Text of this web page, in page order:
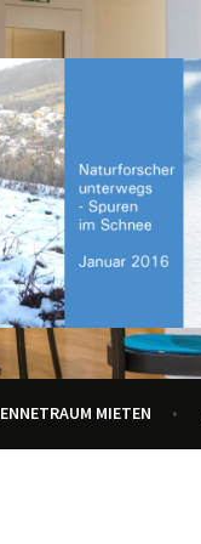
ENNETRAUM MIETEN